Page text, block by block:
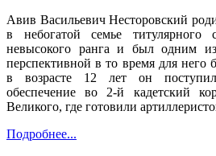
Авив Васильевич Несторовский
в небогатой семье титулярного
невысокого ранга и был одним
перспективной в то время для него
в возрасте 12 лет он
обеспечение во 2-й кадетский
Великого, где готовили
Подробнее...